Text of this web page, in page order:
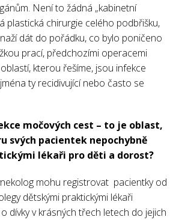
Není to žádná „kabinetní
plastická chirurgie celého podbřišku,
dát do pořádku, co bylo poničeno
prací, předchozími operacemi
kterou řešíme, jsou infekce
ty recidivující nebo často se
močových cest – to je oblast,
svých pacientek nepochybně
lékaři pro děti a dorost?
mohu registrovat pacientky od
dětskými praktickými lékaři
dívky v krásných třech letech do jejich